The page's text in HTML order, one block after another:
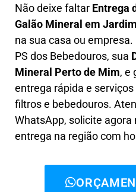
Não deixe faltar Entrega
Galão Mineral em
na sua casa ou
PS dos Bebedouros, sua
Mineral Perto de Mim, e
entrega rápida e
filtros e bebedouros.
WhatsApp, solicite agora
entrega na região com